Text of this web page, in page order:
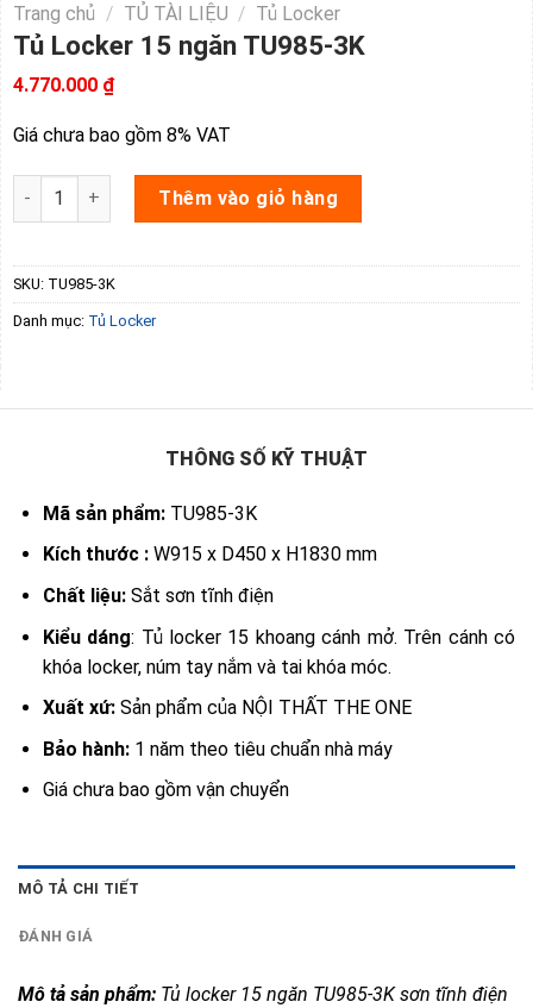
Trang chủ / TỦ TÀI LIỆU / Tủ Locker
Tủ Locker 15 ngăn TU985-3K
4.770.000 ₫
Giá chưa bao gồm 8% VAT
Tủ Locker 15 ngăn TU985-3K số lượng
Thêm vào giỏ hàng
SKU: TU985-3K
Danh mục: Tủ Locker
THÔNG SỐ KỸ THUẬT
Mã sản phẩm:TU985-3K
Kích thước :W915 x D450 x H1830 mm
Chất liệu:Sắt sơn tĩnh điện
Kiểu dáng: Tủ locker 15 khoang cánh mở. Trên cánh có
khóa locker, núm tay nắm và tai khóa móc.
Xuất xứ:Sản phẩm của NỘI THẤT THE ONE
Bảo hành:1 năm theo tiêu chuẩn nhà máy
Giá chưa bao gồm vận chuyển
MÔ TẢ CHI TIẾT
ĐÁNH GIÁ
Mô tả sản phẩm: